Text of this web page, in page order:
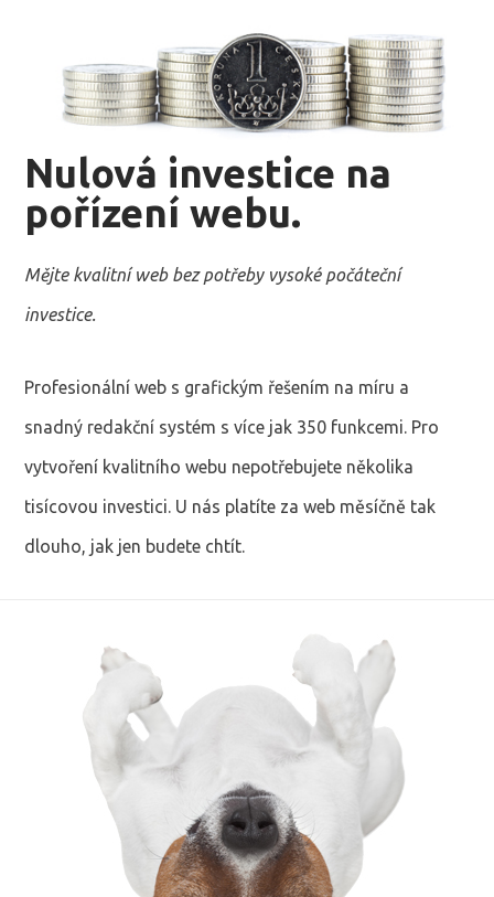
Nulová investice na
pořízení webu.
Mějte kvalitní web bez potřeby vysoké počáteční
investice.
Profesionální web s grafickým řešením na míru a
snadný redakční systém s více jak 350 funkcemi. Pro
vytvoření kvalitního webu nepotřebujete několika
tisícovou investici. U nás platíte za web měsíčně tak
dlouho, jak jen budete chtít.